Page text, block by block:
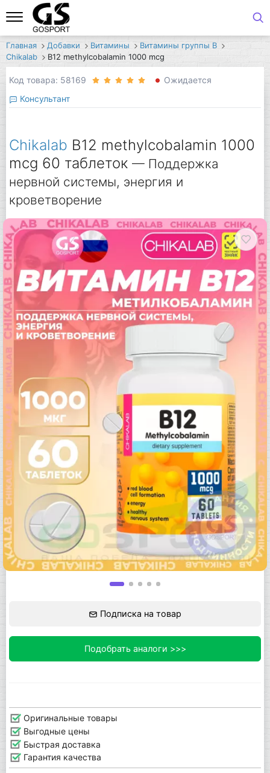
Главная Добавки Витамины
Витамины группы B
Chikalab
B12 methylcobalamin 1000 mcg
Код товара: 58169
Ожидается
Консультант
Chikalab B12 methylcobalamin 1000
mcg 60 таблеток — Поддержка
нервной системы, энергия и
кроветворение
Подписка на товар
Подобрать аналоги >>>
Оригинальные товары
Выгодные цены
Быстрая доставка
Гарантия качества